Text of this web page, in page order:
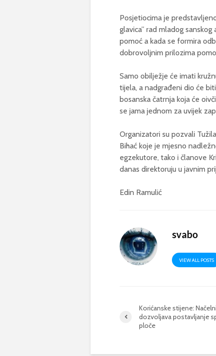
Posjetiocima je
glavica” rad mladog sanskog
pomoć a kada se formira
dobrovoljnim prilozima
Samo obilježje će imati
tijela, a nadgrađeni dio će
bosanska čatrnja koja će
se jama jednom za uvijek
Organizatori su pozvali
Bihać koje je mjesno
egzekutore, tako i članove
danas direktoruju u javnim
Edin Ramulić
svabo
VIEW ALL POSTS
Korićanske stijene:
dozvoljava postavljanje
ploče